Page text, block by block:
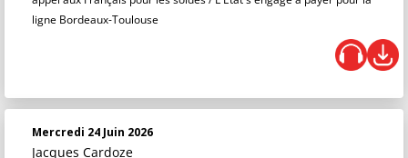
ligne Bordeaux-Toulouse
Mercredi 24 Juin 2026
Jacques Cardoze